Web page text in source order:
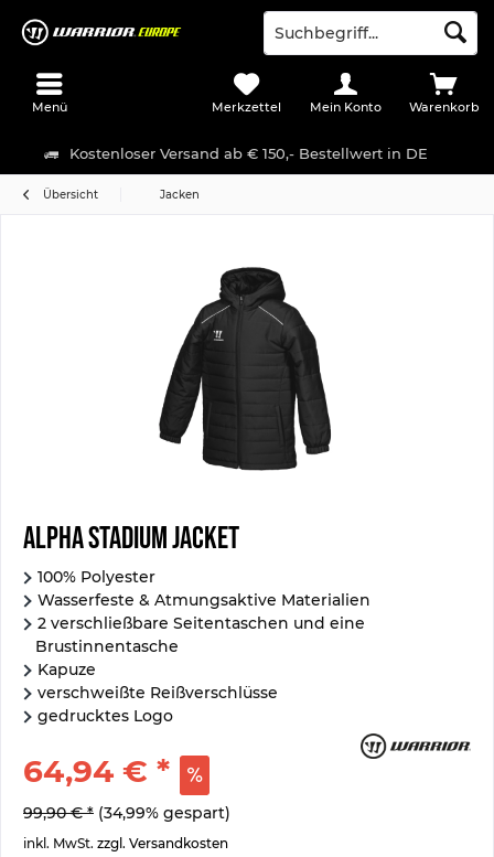
Kostenloser Versand ab € 150,- Bestellwert in DE
Menü Warenkorb
Merkzettel Mein Konto
Übersicht Jacken
Alpha Stadium Jacket
100% Polyester
Wasserfeste & Atmungsaktive Materialien
2 verschließbare Seitentaschen und eine
Brustinnentasche
Kapuze
verschweißte Reißverschlüsse
gedrucktes Logo
64,94 € *
99,90 € * (34,99% gespart)
inkl. MwSt. zzgl. Versandkosten